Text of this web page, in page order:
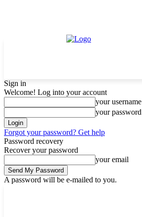
Sign in
Welcome! Log into your account
your username
your password
Forgot your password? Get help
Password recovery
Recover your password
your email
A password will be e-mailed to you.